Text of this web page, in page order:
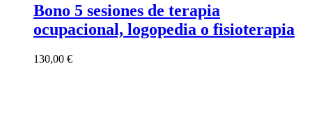
Bono 5 sesiones de terapia
ocupacional, logopedia o fisioterapia
130,00 €